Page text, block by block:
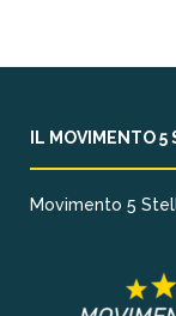
IL MOVIMENTO 5
Movimento 5